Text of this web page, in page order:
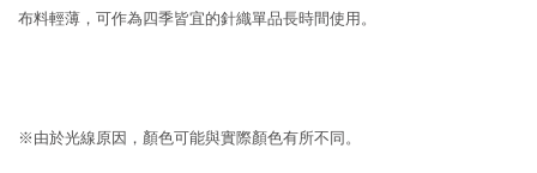
布料輕薄，可作為四季皆宜的針織單品長時間使用。
※由於光線原因，顏色可能與實際顏色有所不同。